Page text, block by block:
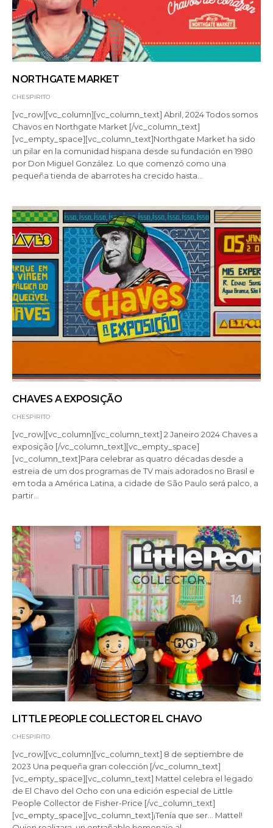
NORTHGATE MARKET
CHESPIRITO
[vc_row][vc_column][vc_column_text] Abril, 2024 Todos somos
Chavos en Northgate Market [/vc_column_text]
[vc_empty_space][vc_column_text]Northgate Market ha sido
un pilar en la comunidad hispana desde su fundación en 1980
por Don Miguel González. Lo que comenzó como una
pequeña tienda de abarrotes ha crecido hasta…
CHAVES A EXPOSIÇÃO
CHESPIRITO
[vc_row][vc_column][vc_column_text] 2 Janeiro 2024 Chaves a
exposição [/vc_column_text][vc_empty_space]
[vc_column_text]Para celebrar as quatro décadas desde a
estreia de um dos programas de TV mais adorados no Brasil e
em toda a América Latina, a cidade de São Paulo será palco, a
partir…
LITTLE PEOPLE COLLECTOR EL CHAVO
CHESPIRITO
[vc_row][vc_column][vc_column_text] 8 de septiembre de
2023 Una pequeña gran colección [/vc_column_text]
[vc_empty_space][vc_column_text] Mattel celebra el legado
de El Chavo del Ocho con una edición especial de Little
People Collector de Fisher-Price [/vc_column_text]
[vc_empty_space][vc_column_text]¡Tenía que ser… Mattel!